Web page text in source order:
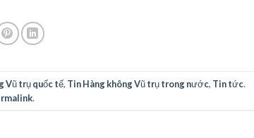
Vũ trụ quốc tế, Tin Hàng không Vũ trụ trong nước, Tin tức.
.